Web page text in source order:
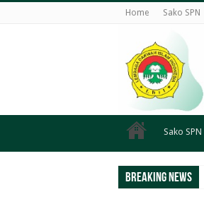
Home Sako SPN
Sako SPN
Breaking News